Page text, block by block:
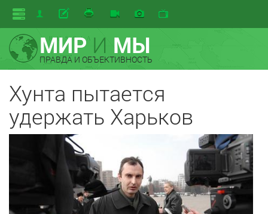
МИРИ МЫ
ПРАВДА И ОБЪЕКТИВНОСТЬ
Хунта пытается
удержать Харьков